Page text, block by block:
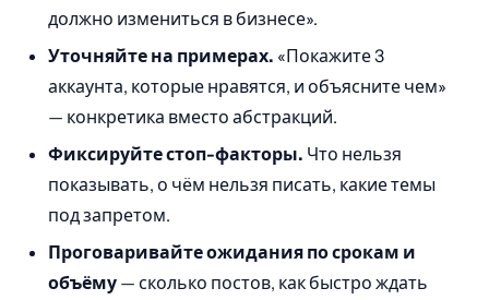
должно измениться в бизнесе».
Уточняйте на примерах. «Покажите 3
аккаунта, которые нравятся, и объясните чем»
— конкретика вместо абстракций.
Фиксируйте стоп-факторы. Что нельзя
показывать, о чём нельзя писать, какие темы
под запретом.
Проговаривайте ожидания по срокам и
объёму — сколько постов, как быстро ждать